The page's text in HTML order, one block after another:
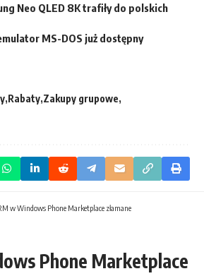
Neo QLED 8K trafiły do polskich
MS-DOS już dostępny
Rabaty Zakupy grupowe
w Windows Phone Marketplace złamane
Phone Marketplace